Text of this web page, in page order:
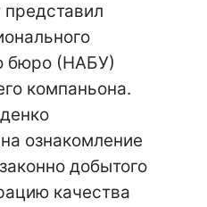
бюро (НАБУ)
компаньона.
ознакомление
добытого
качества